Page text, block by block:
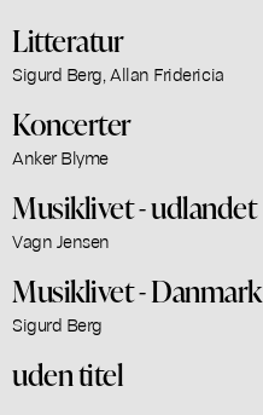
Litteratur
Sigurd Berg, Allan Fridericia
Koncerter
Anker Blyme
Musiklivet - udlandet
Vagn Jensen
Musiklivet - Danmark
Sigurd Berg
uden titel